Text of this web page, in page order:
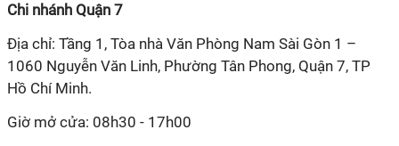
Chi nhánh Quận 7
Địa chỉ: Tầng 1, Tòa nhà Văn Phòng Nam Sài Gòn 1 –
1060 Nguyễn Văn Linh, Phường Tân Phong, Quận 7, TP
Hồ Chí Minh.
Giờ mở cửa: 08h30 - 17h00